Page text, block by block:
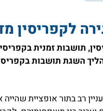
מדריך
תושבות זמנית
רב בתור אופציית